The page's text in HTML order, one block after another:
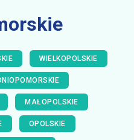
WIELKOPOLSKIE
MAŁOPOLSKIE
OPOLSKIE